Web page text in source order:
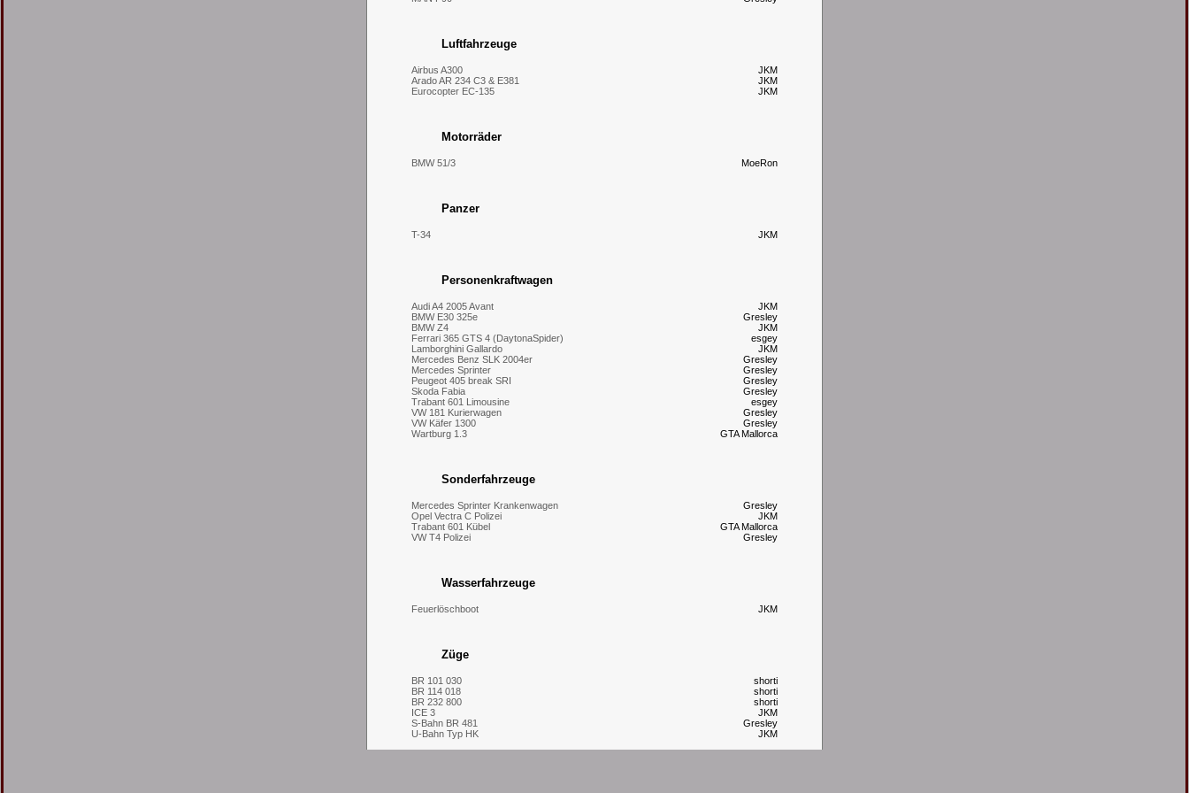
Luftfahrzeuge
JKM
Airbus A300
JKM
Arado AR 234 C3 & E381
JKM
Eurocopter EC-135
Motorräder
MoeRon
BMW 51/3
Panzer
JKM
T-34
Personenkraftwagen
JKM
Audi A4 2005 Avant
Gresley
BMW E30 325e
JKM
BMW Z4
esgey
Ferrari 365 GTS 4 (DaytonaSpider)
JKM
Lamborghini Gallardo
Gresley
Mercedes Benz SLK 2004er
Gresley
Mercedes Sprinter
Gresley
Peugeot 405 break SRI
Gresley
Skoda Fabia
esgey
Trabant 601 Limousine
Gresley
VW 181 Kurierwagen
Gresley
VW Käfer 1300
GTA Mallorca
Wartburg 1.3
Sonderfahrzeuge
Gresley
Mercedes Sprinter Krankenwagen
JKM
Opel Vectra C Polizei
GTA Mallorca
Trabant 601 Kübel
Gresley
VW T4 Polizei
Wasserfahrzeuge
JKM
Feuerlöschboot
Züge
shorti
BR 101 030
shorti
BR 114 018
shorti
BR 232 800
JKM
ICE 3
Gresley
S-Bahn BR 481
JKM
U-Bahn Typ HK